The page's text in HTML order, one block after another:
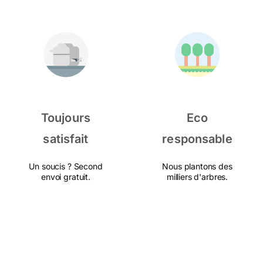
Toujours
satisfait
Un soucis ? Second
envoi gratuit.
Eco
responsable
Nous plantons des
milliers d'arbres.